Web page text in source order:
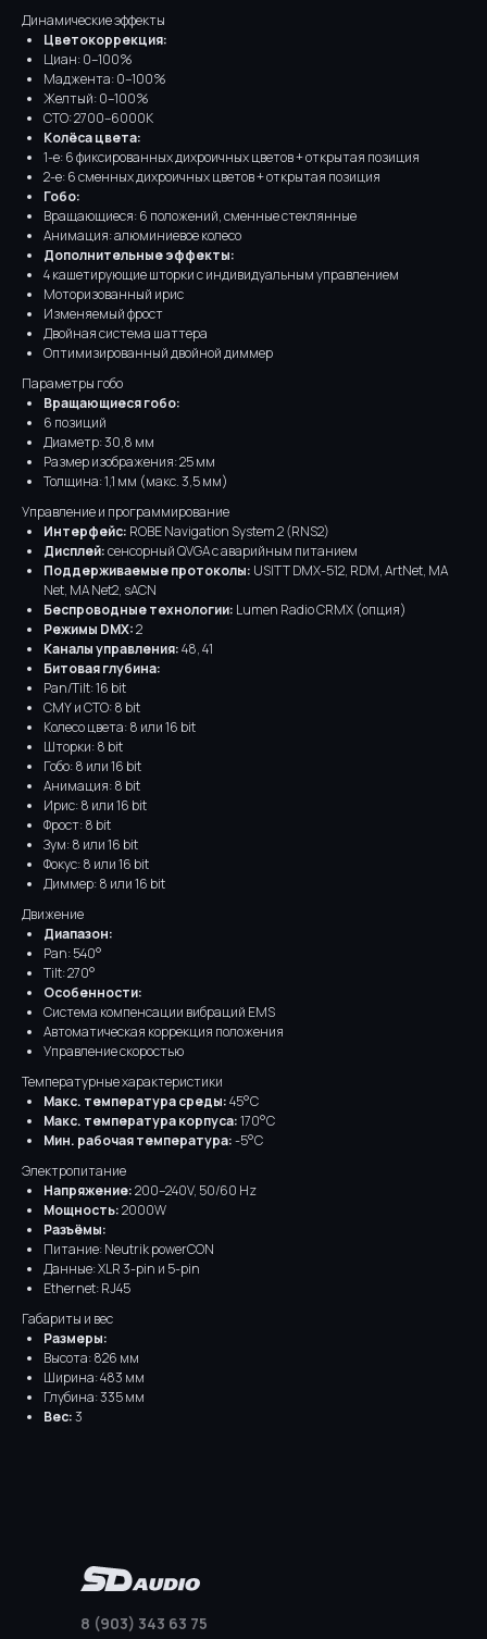
Динамические эффекты
Цветокоррекция:
Циан: 0–100%
Маджента: 0–100%
Желтый: 0–100%
CTO: 2700–6000K
Колёса цвета:
1-е: 6 фиксированных дихроичных цветов + открытая позиция
2-е: 6 сменных дихроичных цветов + открытая позиция
Гобо:
Вращающиеся: 6 положений, сменные стеклянные
Анимация: алюминиевое колесо
Дополнительные эффекты:
4 кашетирующие шторки с индивидуальным управлением
Моторизованный ирис
Изменяемый фрост
Двойная система шаттера
Оптимизированный двойной диммер
Параметры гобо
Вращающиеся гобо:
6 позиций
Диаметр: 30,8 мм
Размер изображения: 25 мм
Толщина: 1,1 мм (макс. 3,5 мм)
Управление и программирование
Интерфейс: ROBE Navigation System 2 (RNS2)
Дисплей:сенсорный QVGA с аварийным питанием
Поддерживаемые протоколы: USITT DMX-512, RDM, ArtNet, MA
Net, MA Net2, sACN
Беспроводные технологии: Lumen Radio CRMX (опция)
Режимы DMX:2
Каналы управления:48, 41
Битовая глубина:
Pan/Tilt: 16 bit
CMY и CTO: 8 bit
Колесо цвета: 8 или 16 bit
Шторки: 8 bit
Гобо: 8 или 16 bit
Анимация: 8 bit
Ирис: 8 или 16 bit
Фрост: 8 bit
Зум: 8 или 16 bit
Фокус: 8 или 16 bit
Диммер: 8 или 16 bit
Движение
Диапазон:
Pan: 540°
Tilt: 270°
Особенности:
Система компенсации вибраций EMS
Автоматическая коррекция положения
Управление скоростью
Температурные характеристики
Макс. температура среды:45°C
Макс. температура корпуса:170°C
Мин. рабочая температура:-5°C
Электропитание
Напряжение:200–240V, 50/60 Hz
Мощность:2000W
Разъёмы:
Питание: Neutrik powerCON
Данные: XLR 3-pin и 5-pin
Ethernet: RJ45
Габариты и вес
Размеры:
Высота: 826 мм
Ширина: 483 мм
Глубина: 335 мм
Вес:3
8 (903) 343 63 75